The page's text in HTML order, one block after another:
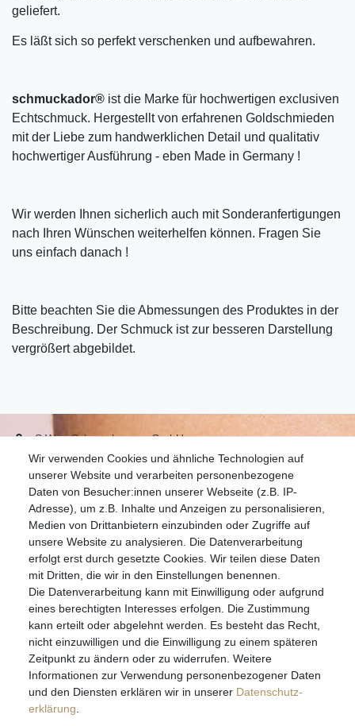
geliefert.
Es läßt sich so perfekt verschenken und aufbewahren.
schmuckador® ist die Marke für hochwertigen exclusiven
Echtschmuck. Hergestellt von erfahrenen Goldschmieden
mit der Liebe zum handwerklichen Detail und qualitativ
hochwertiger Ausführung - eben Made in Germany !
Wir werden Ihnen sicherlich auch mit Sonderanfertigungen
nach Ihren Wünschen weiterhelfen können. Fragen Sie
uns einfach danach !
Bitte beachten Sie die Abmessungen des Produktes in der
Beschreibung. Der Schmuck ist zur besseren Darstellung
vergrößert abgebildet.
Wir verwenden Cookies und ähnliche Technologien auf
unserer Website und verarbeiten personenbezogene
Daten von Besucher:innen unserer Webseite (z.B. IP-
Adresse), um z.B. Inhalte und Anzeigen zu personalisieren,
Medien von Drittanbietern einzubinden oder Zugriffe auf
unsere Website zu analysieren. Die Datenverarbeitung
erfolgt erst durch gesetzte Cookies. Wir teilen diese Daten
mit Dritten, die wir in den Einstellungen benennen.
Die Datenverarbeitung kann mit Einwilligung oder aufgrund
eines berechtigten Interesses erfolgen. Die Zustimmung
kann erteilt oder abgelehnt werden. Es besteht das Recht,
nicht einzuwilligen und die Einwilligung zu einem späteren
Zeitpunkt zu ändern oder zu widerrufen. Weitere
Informationen zur Verwendung personenbezogener Daten
und den Diensten erklären wir in unserer Daten­schutz­
erklärung
S.W.w. Schmuckwaren GmbH
07051-9608828
info@schmuckador.de
Montag bis Freitag 8.30 – 12.00 Uhr und 13.30 bis 17.30 Uhr
Widerrufs­recht Widerrufs­formular Impressum
Daten­schutz­erklärung AGB
E-MAIL **
Hiermit bestätige ich, dass ich die